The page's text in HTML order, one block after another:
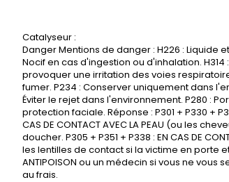
Catalyseur :
Danger Mentions de danger : H226 : Liquide
Nocif en cas d'ingestion ou d'inhalation.
provoquer une irritation des voies
fumer. P234 : Conserver uniquement dans
Éviter le rejet dans l'environnement. P280 :
protection faciale. Réponse : P301 + P330 +
CAS DE CONTACT AVEC LA PEAU (ou les
doucher. P305 + P351 + P338 : EN CAS DE
les lentilles de contact si la victime en porte
ANTIPOISON ou un médecin si vous ne
au frais.